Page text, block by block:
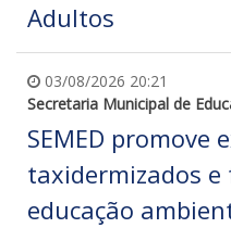
Adultos
03/08/2026 20:21
Secretaria Municipal de
SEMED promove
taxidermizados e
educação